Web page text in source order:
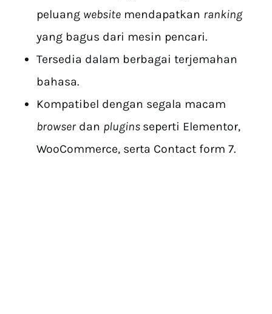
peluang website mendapatkan ranking
yang bagus dari mesin pencari.
Tersedia dalam berbagai terjemahan
bahasa.
Kompatibel dengan segala macam
browser dan plugins seperti Elementor,
WooCommerce, serta Contact form 7.